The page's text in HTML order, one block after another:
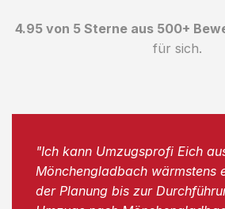
4.95 von 5 Sterne aus 500+
für sich.
"Ich kann Umzugsprofi Eich
Mönchengladbach wärmstens
der Planung bis zur